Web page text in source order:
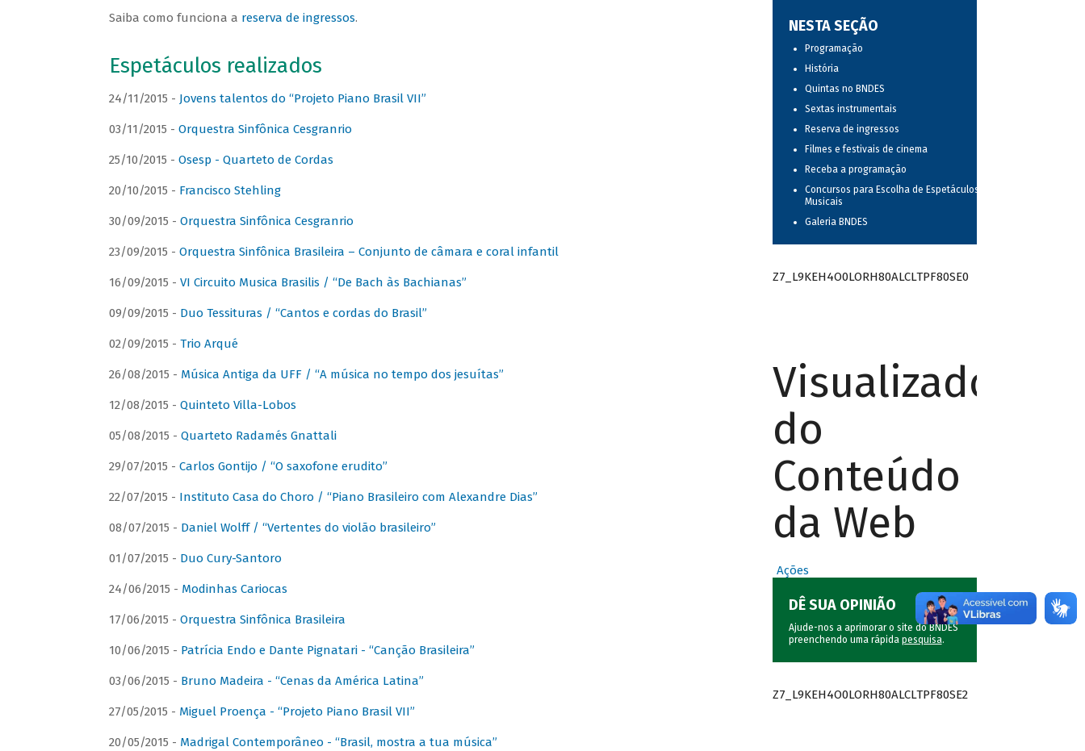
Saiba como funciona a reserva de ingressos.
Espetáculos realizados
24/11/2015 - Jovens talentos do “Projeto Piano Brasil VII”
03/11/2015 - Orquestra Sinfônica Cesgranrio
25/10/2015 - Osesp - Quarteto de Cordas
20/10/2015 - Francisco Stehling
30/09/2015 - Orquestra Sinfônica Cesgranrio
23/09/2015 - Orquestra Sinfônica Brasileira – Conjunto de câmara e coral infantil
16/09/2015 - VI Circuito Musica Brasilis / “De Bach às Bachianas”
09/09/2015 - Duo Tessituras / “Cantos e cordas do Brasil”
02/09/2015 - Trio Arqué
26/08/2015 - Música Antiga da UFF / “A música no tempo dos jesuítas”
12/08/2015 - Quinteto Villa-Lobos
05/08/2015 - Quarteto Radamés Gnattali
29/07/2015 - Carlos Gontijo / “O saxofone erudito”
22/07/2015 - Instituto Casa do Choro / “Piano Brasileiro com Alexandre Dias”
08/07/2015 - Daniel Wolff / “Vertentes do violão brasileiro”
01/07/2015 - Duo Cury-Santoro
24/06/2015 - Modinhas Cariocas
17/06/2015 - Orquestra Sinfônica Brasileira
10/06/2015 - Patrícia Endo e Dante Pignatari - “Canção Brasileira”
03/06/2015 - Bruno Madeira - “Cenas da América Latina”
27/05/2015 - Miguel Proença - “Projeto Piano Brasil VII”
20/05/2015 - Madrigal Contemporâneo - “Brasil, mostra a tua música”
NESTA SEÇÃO
Programação
História
Quintas no BNDES
Sextas instrumentais
Reserva de ingressos
Filmes e festivais de cinema
Receba a programação
Concursos para Escolha de Espetáculos
Musicais
Galeria BNDES
Z7_L9KEH4O0LORH80ALCLTPF80SE0
Visualizador
do
Conteúdo
da Web
Ações
DÊ SUA OPINIÃO
Ajude-nos a aprimorar o site do BNDES
preenchendo uma rápida pesquisa.
Z7_L9KEH4O0LORH80ALCLTPF80SE2